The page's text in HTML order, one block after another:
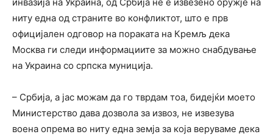
инвазија на Украина, од Србија не е извезено оружје на
ниту една од страните во конфликтот, што е прв
официјален одговор на пораката на Кремљ дека
Москва ги следи информациите за можно снабдување
на Украина со српска муниција.
– Србија, а јас можам да го тврдам тоа, бидејќи моето
Министерство дава дозвола за извоз, не извезува
воена опрема во ниту една земја за која веруваме дека